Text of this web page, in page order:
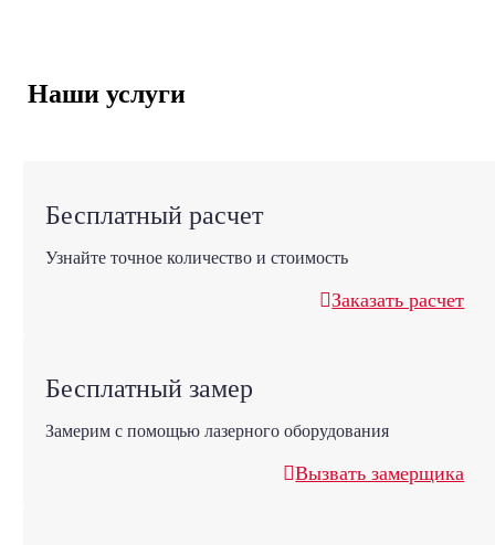
Наши услуги
Бесплатный расчет
Узнайте точное количество и стоимость
Заказать расчет
Бесплатный замер
Замерим с помощью лазерного оборудования
Вызвать замерщика